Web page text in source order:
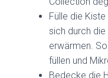
Fülle die
sich durch
erwärmen.
füllen und
Bedecke die